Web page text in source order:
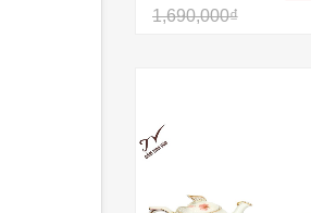
1,690,000₫